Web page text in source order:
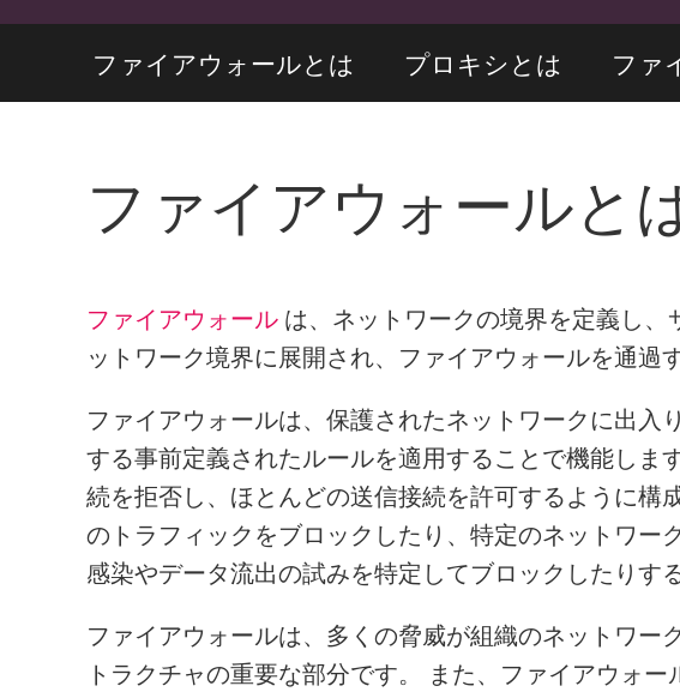
ThreatCloudのAI
Workforce AI Security
AI Red Teaming
製品を見る（A-Z）
ファイアウォールとは プロキシとは ファ
ファイアウォールと
ファイアウォール は、ネットワークの境界を定義し
ットワーク境界に展開され、ファイアウォールを通過
ファイアウォールは、保護されたネットワークに出
する事前定義されたルールを適用することで機能し
続を拒否し、ほとんどの送信接続を許可するように
のトラフィックをブロックしたり、特定のネットワ
感染やデータ流出の試みを特定してブロックしたりす
ファイアウォールは、多くの脅威が組織のネットワ
トラクチャの重要な部分です。 また、ファイアウォ